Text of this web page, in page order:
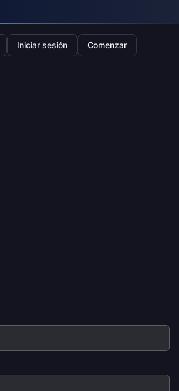
Iniciar sesión Comenzar